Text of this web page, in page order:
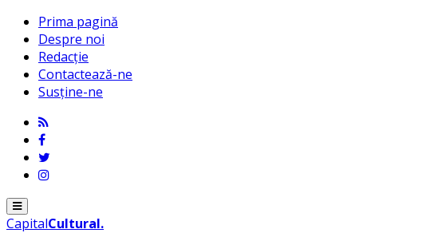
Prima pagină
Despre noi
Redacție
Contactează-ne
Susține-ne
Menu
CapitalCultural.